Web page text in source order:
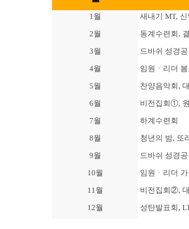
1월 새내기 MT,
2월 동계수련회,
3월 드바쉬 성경
4월 임원ㆍ리더
5월 찬양음악회,
6월 비전집회①,
7월 하계수련회
8월 청년의 밤, 또
9월 드바쉬 성경
10월 임원ㆍ리더
11월 비전집회②,
12월 성탄발표회,